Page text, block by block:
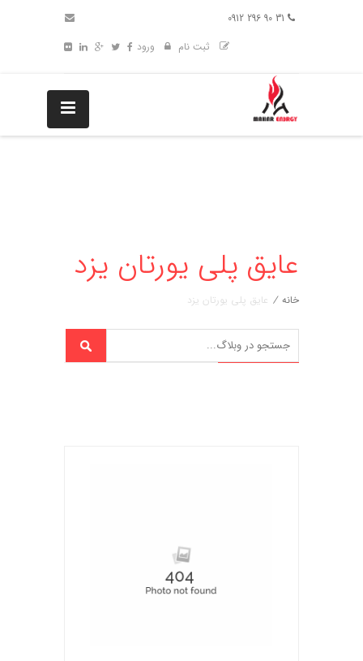
ثبت نام
ورود
عایق پلی یورتان یزد
خانه / عایق پلی یورتان یزد